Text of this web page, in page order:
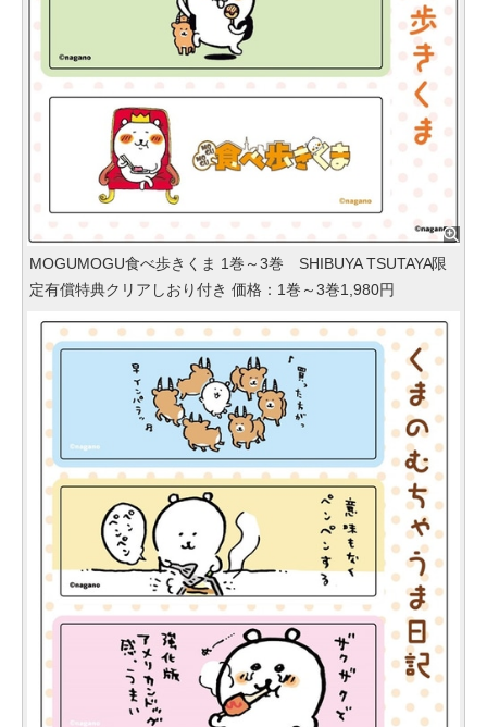
MOGUMOGU食べ歩きくま 1巻～3巻 SHIBUYA TSUTAYA限
定有償特典クリアしおり付き 価格：1巻～3巻1,980円